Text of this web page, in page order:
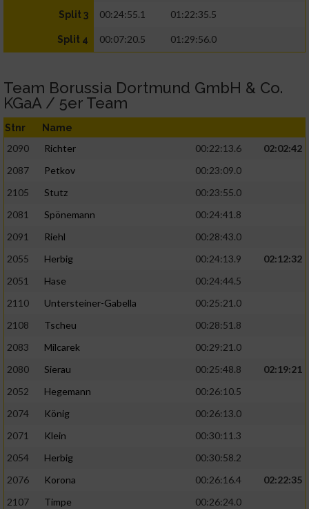
Split 3 00:24:55.1 01:22:35.5
Split 4 00:07:20.5 01:29:56.0
Team Borussia Dortmund GmbH & Co.
KGaA / 5er Team
Stnr Name
2090 Richter 00:22:13.6
02:02:42
2087
Petkov
00:23:09.0
2105
Stutz
00:23:55.0
2081
Spönemann
00:24:41.8
2091
Riehl
00:28:43.0
2055
Herbig 00:24:13.9
02:12:32
2051
Hase
00:24:44.5
2110
Untersteiner-Gabella
00:25:21.0
2108
Tscheu
00:28:51.8
2083
Milcarek
00:29:21.0
2080
Sierau 00:25:48.8
02:19:21
2052
Hegemann
00:26:10.5
2074
König
00:26:13.0
2071
Klein
00:30:11.3
2054
Herbig
00:30:58.2
2076
Korona 00:26:16.4
02:22:35
2107
Timpe
00:26:24.0